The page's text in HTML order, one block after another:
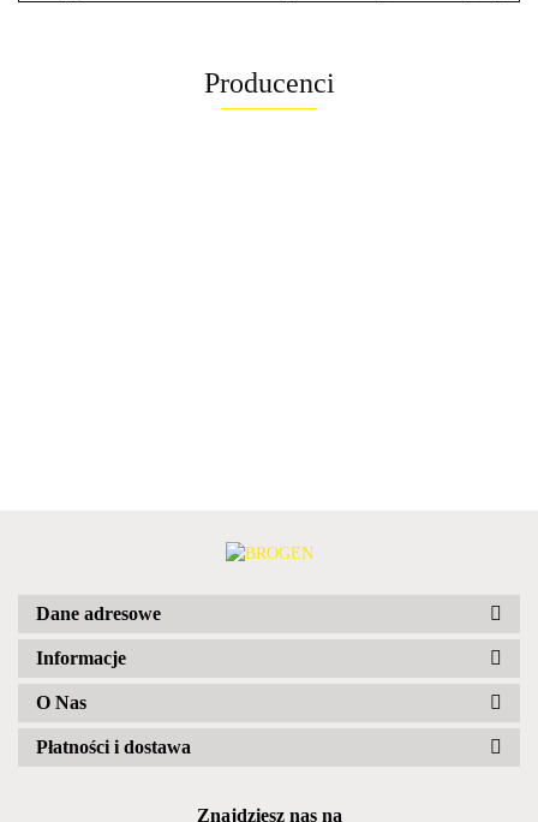
Producenci
Dane adresowe
Informacje
O Nas
Płatności i dostawa
Znajdziesz nas na